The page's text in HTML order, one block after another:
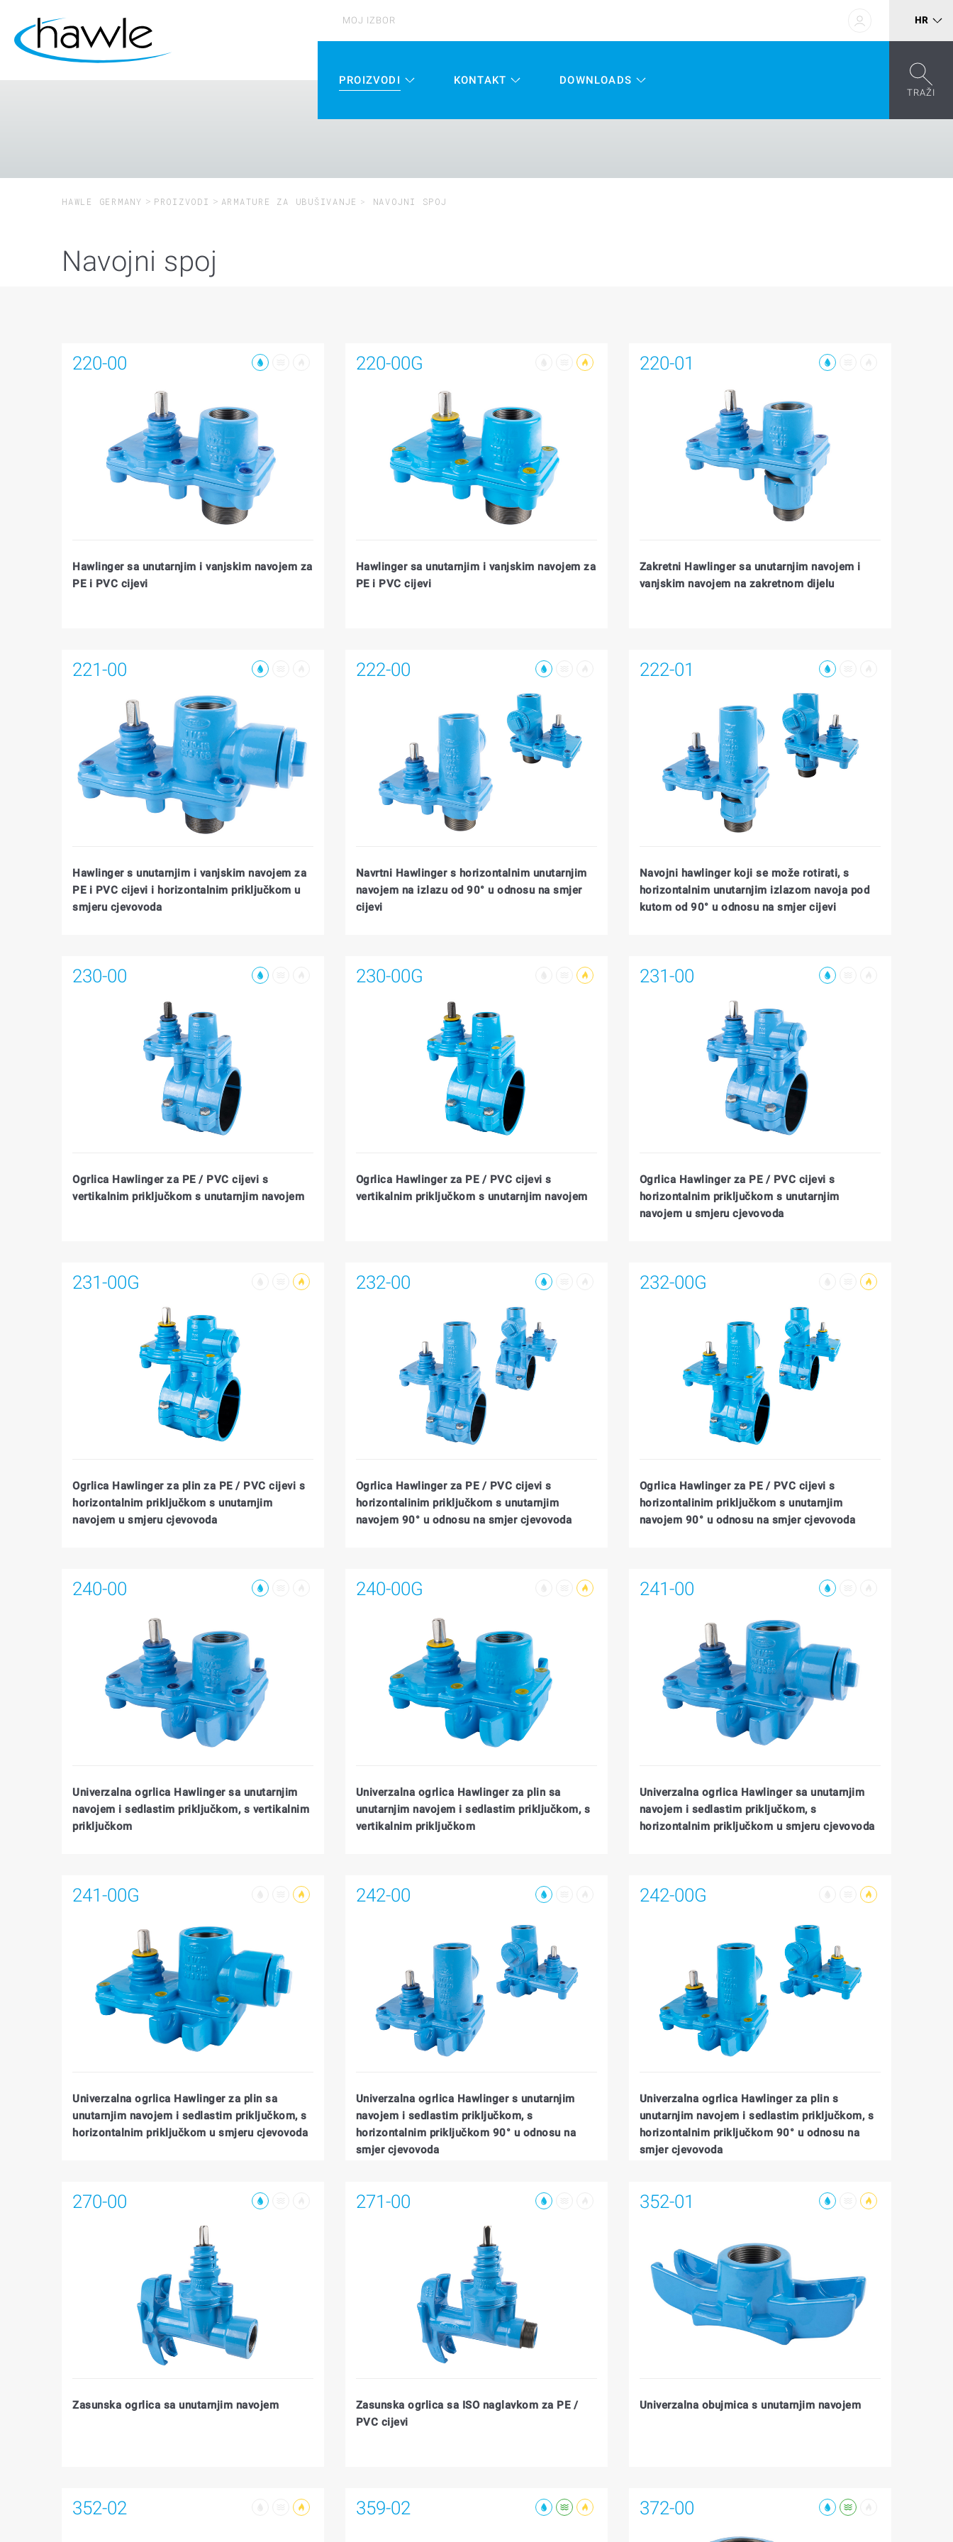
MOJ IZBOR HR
PROIZVODI KONTAKT DOWNLOADS
TRAŽI
HAWLE GERMANY PROIZVODI ARMATURE ZA UBUŠIVANJE NAVOJNI SPOJ
Navojni spoj
220-00
Hawlinger sa unutarnjim i vanjskim navojem za
PE i PVC cijevi
220-00G
Hawlinger sa unutarnjim i vanjskim navojem za
PE i PVC cijevi
220-01
Zakretni Hawlinger sa unutarnjim navojem i
vanjskim navojem na zakretnom dijelu
221-00
Hawlinger s unutarnjim i vanjskim navojem za
PE i PVC cijevi i horizontalnim priključkom u
smjeru cjevovoda
222-00
Navrtni Hawlinger s horizontalnim unutarnjim
navojem na izlazu od 90° u odnosu na smjer
cijevi
222-01
Navojni hawlinger koji se može rotirati, s
horizontalnim unutarnjim izlazom navoja pod
kutom od 90° u odnosu na smjer cijevi
230-00
Ogrlica Hawlinger za PE / PVC cijevi s
vertikalnim priključkom s unutarnjim navojem
230-00G
Ogrlica Hawlinger za PE / PVC cijevi s
vertikalnim priključkom s unutarnjim navojem
231-00
Ogrlica Hawlinger za PE / PVC cijevi s
horizontalnim priključkom s unutarnjim
navojem u smjeru cjevovoda
231-00G
Ogrlica Hawlinger za plin za PE / PVC cijevi s
horizontalnim priključkom s unutarnjim
navojem u smjeru cjevovoda
232-00
Ogrlica Hawlinger za PE / PVC cijevi s
horizontalinim priključkom s unutarnjim
navojem 90° u odnosu na smjer cjevovoda
232-00G
Ogrlica Hawlinger za PE / PVC cijevi s
horizontalinim priključkom s unutarnjim
navojem 90° u odnosu na smjer cjevovoda
240-00
Univerzalna ogrlica Hawlinger sa unutarnjim
navojem i sedlastim priključkom, s vertikalnim
priključkom
240-00G
Univerzalna ogrlica Hawlinger za plin sa
unutarnjim navojem i sedlastim priključkom, s
vertikalnim priključkom
241-00
Univerzalna ogrlica Hawlinger sa unutarnjim
navojem i sedlastim priključkom, s
horizontalnim priključkom u smjeru cjevovoda
241-00G
Univerzalna ogrlica Hawlinger za plin sa
unutarnjim navojem i sedlastim priključkom, s
horizontalnim priključkom u smjeru cjevovoda
242-00
Univerzalna ogrlica Hawlinger s unutarnjim
navojem i sedlastim priključkom, s
horizontalnim priključkom 90° u odnosu na
smjer cjevovoda
242-00G
Univerzalna ogrlica Hawlinger za plin s
unutarnjim navojem i sedlastim priključkom, s
horizontalnim priključkom 90° u odnosu na
smjer cjevovoda
270-00
Zasunska ogrlica sa unutarnjim navojem
271-00
Zasunska ogrlica sa ISO naglavkom za PE /
PVC cijevi
352-01
Univerzalna obujmica s unutarnjim navojem
352-02 359-02 372-00